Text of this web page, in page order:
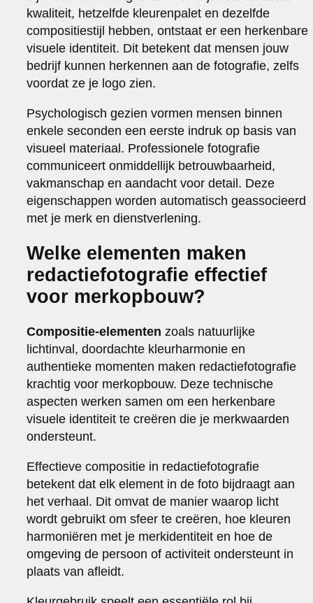
kwaliteit, hetzelfde kleurenpalet en dezelfde
compositiestijl hebben, ontstaat er een herkenbare
visuele identiteit. Dit betekent dat mensen jouw
bedrijf kunnen herkennen aan de fotografie, zelfs
voordat ze je logo zien.
Psychologisch gezien vormen mensen binnen
enkele seconden een eerste indruk op basis van
visueel materiaal. Professionele fotografie
communiceert onmiddellijk betrouwbaarheid,
vakmanschap en aandacht voor detail. Deze
eigenschappen worden automatisch geassocieerd
met je merk en dienstverlening.
Welke elementen maken
redactiefotografie effectief
voor merkopbouw?
Compositie-elementen zoals natuurlijke
lichtinval, doordachte kleurharmonie en
authentieke momenten maken redactiefotografie
krachtig voor merkopbouw. Deze technische
aspecten werken samen om een herkenbare
visuele identiteit te creëren die je merkwaarden
ondersteunt.
Effectieve compositie in redactiefotografie
betekent dat elk element in de foto bijdraagt aan
het verhaal. Dit omvat de manier waarop licht
wordt gebruikt om sfeer te creëren, hoe kleuren
harmoniëren met je merkidentiteit en hoe de
omgeving de persoon of activiteit ondersteunt in
plaats van afleidt.